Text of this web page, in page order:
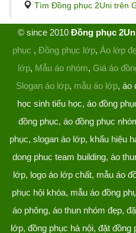
Tìm Đồng phục 2Uni trên
© since 2010 Đồng phục
phục , Đồng phục lớp, Áo lớp
lớp, Mẫu áo nhóm, Giá áo
Slogan áo lớp, mẫu áo lớp, áo
học sinh tiểu học, áo đồng
đồng phục, áo đồng phục
phục, slogan áo lớp, khẩu hiệu
dong phuc team building, áo
lớp, logo áo lớp chất, mẫu áo
phục hội khóa, mẫu áo đồng
áo phông, áo thun nhóm đẹp,
lớp, đồng phục hà nội, đặt